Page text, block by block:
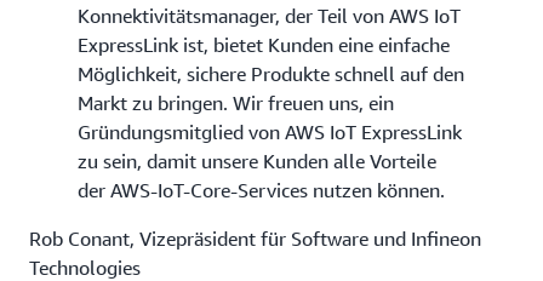
Konnektivitätsmanager, der Teil von AWS IoT
ExpressLink ist, bietet Kunden eine einfache
Möglichkeit, sichere Produkte schnell auf den
Markt zu bringen. Wir freuen uns, ein
Gründungsmitglied von AWS IoT ExpressLink
zu sein, damit unsere Kunden alle Vorteile
der AWS-IoT-Core-Services nutzen können.
Rob Conant, Vizepräsident für Software und Infineon
Technologies